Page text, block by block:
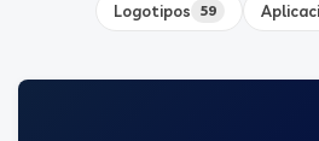
Logotipos 59